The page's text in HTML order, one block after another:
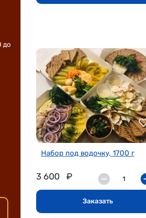
до
Набор под водочку, 1700 г
3 600 ₽
Заказать